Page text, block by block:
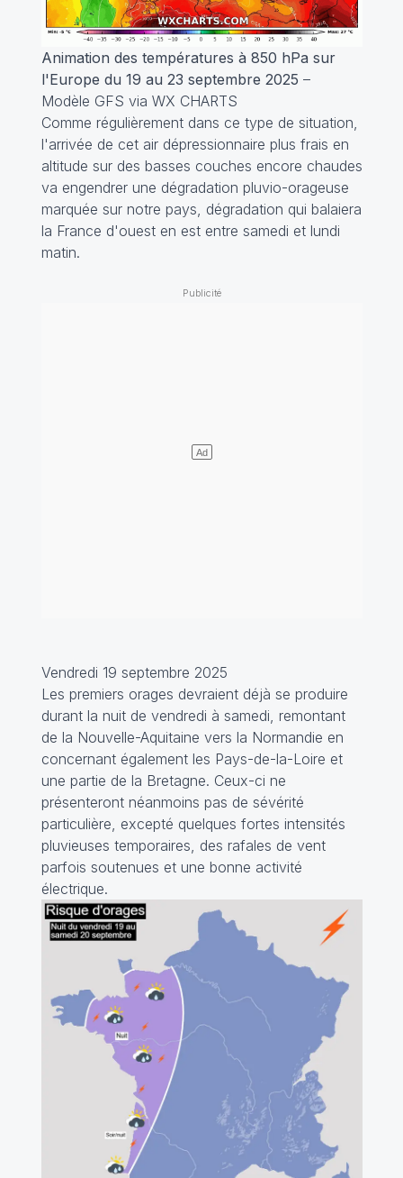
Animation des températures à 850 hPa sur
l'Europe du 19 au 23 septembre 2025 –
Modèle GFS via WX CHARTS
Comme régulièrement dans ce type de situation,
l'arrivée de cet air dépressionnaire plus frais en
altitude sur des basses couches encore chaudes
va engendrer une dégradation pluvio-orageuse
marquée sur notre pays, dégradation qui balaiera
la France d'ouest en est entre samedi et lundi
matin.
Vendredi 19 septembre 2025
Les premiers orages devraient déjà se produire
durant la nuit de vendredi à samedi, remontant
de la Nouvelle-Aquitaine vers la Normandie en
concernant également les Pays-de-la-Loire et
une partie de la Bretagne. Ceux-ci ne
présenteront néanmoins pas de sévérité
particulière, excepté quelques fortes intensités
pluvieuses temporaires, des rafales de vent
parfois soutenues et une bonne activité
électrique.